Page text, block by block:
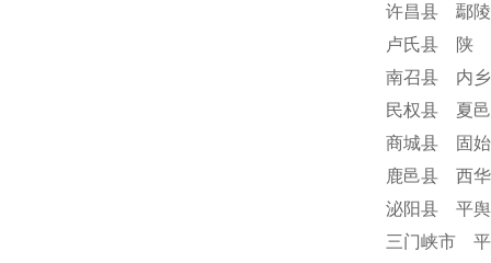
许昌县 鄢
卢氏县 陕
南召县 内
民权县 夏
商城县 固
鹿邑县 西
泌阳县 平
三门峡市